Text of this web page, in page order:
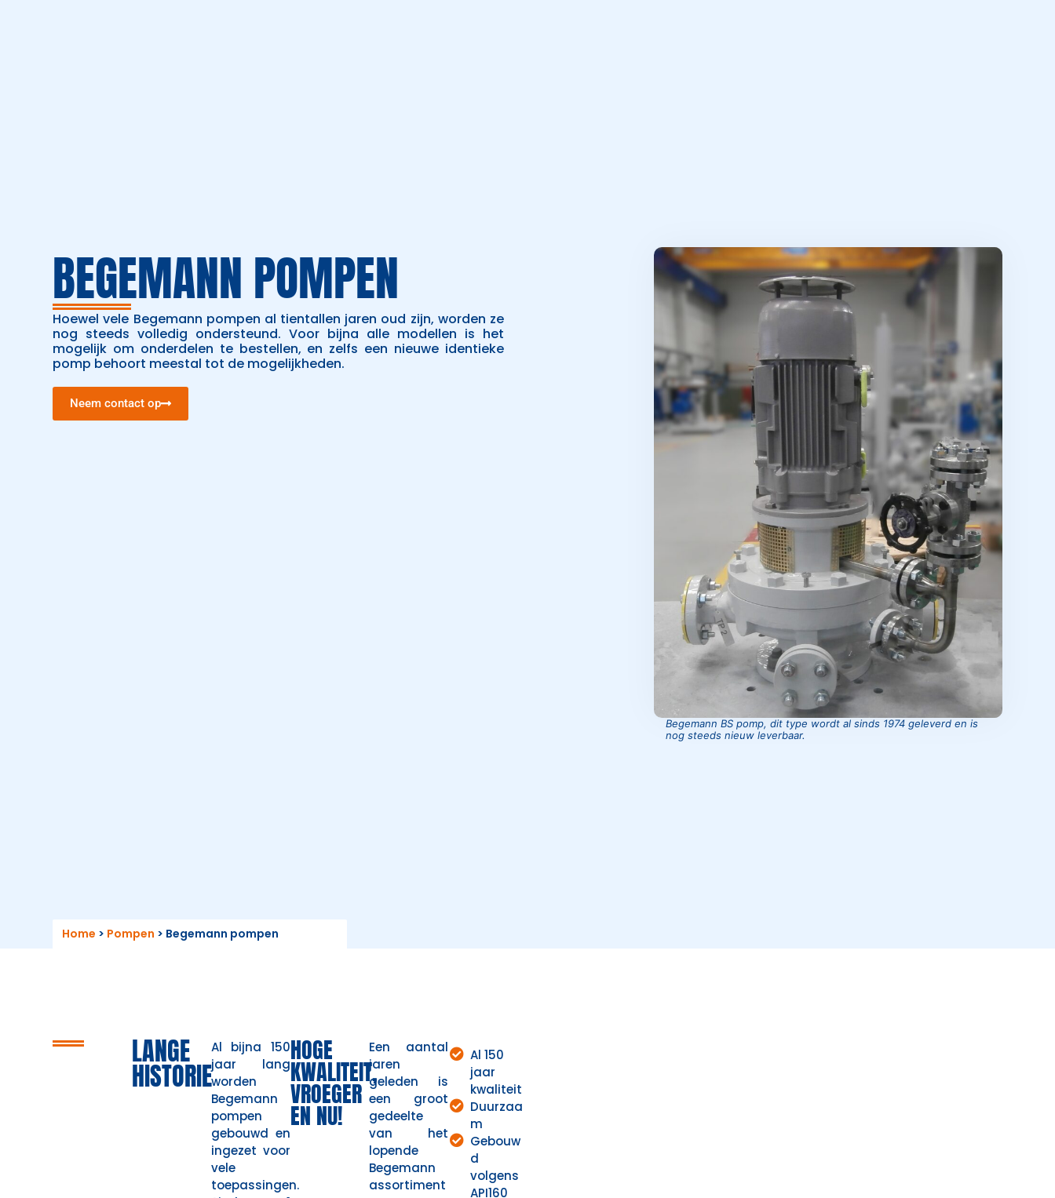
Home > Pompen > Begemann pompen
BEGEMANN POMPEN
Hoewel vele Begemann pompen al tientallen jaren oud zijn, worden ze
nog steeds volledig ondersteund. Voor bijna alle modellen is het
mogelijk om onderdelen te bestellen, en zelfs een nieuwe identieke
pomp behoort meestal tot de mogelijkheden.
Neem contact op
Begemann BS pomp, dit type wordt al sinds 1974 geleverd en is
nog steeds nieuw leverbaar.
LANGE
HISTORIE
Al bijna 150
jaar lang
worden
Begemann
pompen
gebouwd en
ingezet voor
vele
toepassingen.
HOGE
KWALITEIT,
VROEGER
EN NU!
Een aantal
jaren
geleden is
een groot
gedeelte
van het
lopende
Begemann
assortiment
Al 150
jaar
kwaliteit
Duurzaa
m
Gebouw
d
volgens
API160